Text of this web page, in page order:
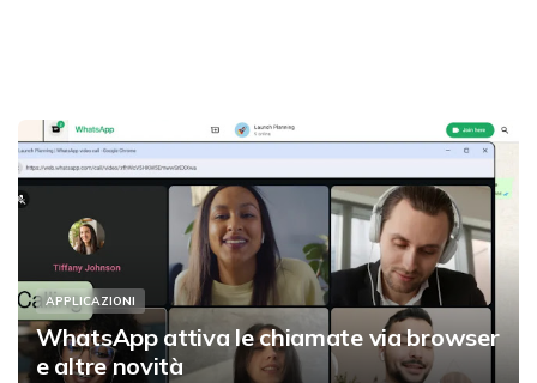
APPLICAZIONI
WhatsApp attiva le chiamate via browser
e altre novità